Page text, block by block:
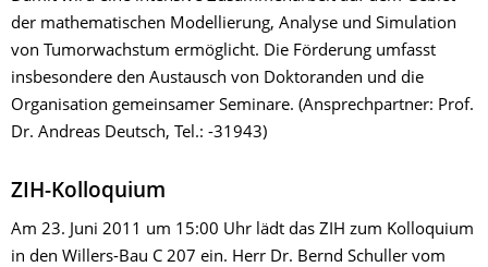
der mathematischen Modellierung, Analyse und Simulation
von Tumorwachstum ermöglicht. Die Förderung umfasst
insbesondere den Austausch von Doktoranden und die
Organisation gemeinsamer Seminare. (Ansprechpartner: Prof.
Dr. Andreas Deutsch, Tel.: -31943)
ZIH-Kolloquium
Am 23. Juni 2011 um 15:00 Uhr lädt das ZIH zum Kolloquium
in den Willers-Bau C 207 ein. Herr Dr. Bernd Schuller vom